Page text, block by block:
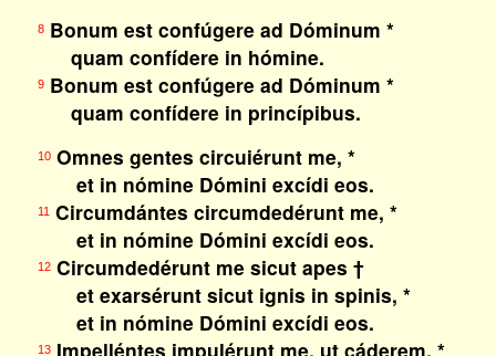
8Bonum est confúgere ad Dóminum *
quam confídere in hómine.
9Bonum est confúgere ad Dóminum *
quam confídere in princípibus.
10Omnes gentes circuiérunt me, *
et in nómine Dómini excídi eos.
11Circumdántes circumdedérunt me, *
et in nómine Dómini excídi eos.
12Circumdedérunt me sicut apes †
et exarsérunt sicut ignis in spinis, *
et in nómine Dómini excídi eos.
13Impelléntes impulérunt me, ut cáderem, *